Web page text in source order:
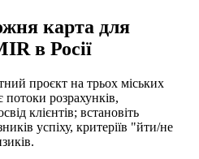
карта для
в Росії
проєкт на трьох міських
розрахунків,
клієнтів; встановіть
успіху, критеріїв "йти/не